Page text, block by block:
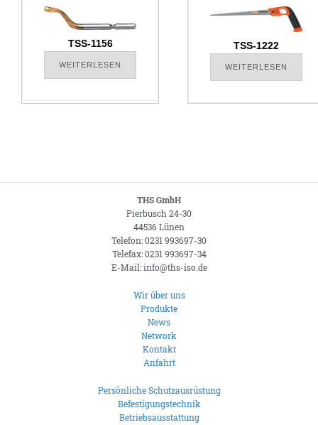
TSS-1156
WEITERLESEN
TSS-1222
WEITERLESEN
THS GmbH
Pierbusch 24-30
44536 Lünen
Telefon: 0231 993697-30
Telefax: 0231 993697-34
E-Mail: info@ths-iso.de
Wir über uns
Produkte
News
Network
Kontakt
Anfahrt
Persönliche Schutzausrüstung
Befestigungstechnik
Betriebsausstattung